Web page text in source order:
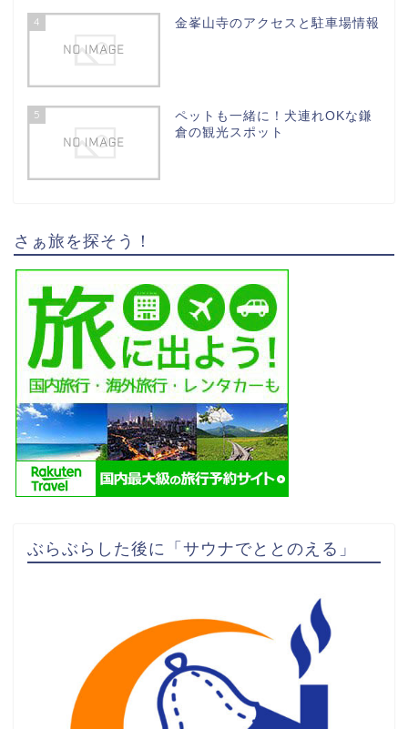
4 金峯山寺のアクセスと駐車場情報
5
ペットも一緒に！犬連れOKな鎌
倉の観光スポット
さぁ旅を探そう！
ぶらぶらした後に「サウナでととのえる」